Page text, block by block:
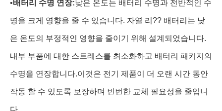
•배터리 수명 연장:낮은 온도는 배터리 수명과 전반적인 수
명을 크게 영향을 줄 수 있습니다. 자열 리?? 배터리는 낮
은 온도의 부정적인 영향을 줄이기 위해 설계되었습니다.
내부 부품에 대한 스트레스를 최소화하고 배터리 패키지의
수명을 연장합니다.이것은 전기 제품이 더 오랜 시간 동안
작동 할 수 있도록 보장하며 빈번한 교체 필요성을 줄입니
다.